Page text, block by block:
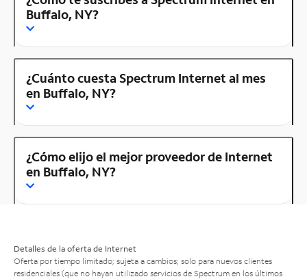
Buffalo, NY?
¿Cuánto cuesta Spectrum Internet al mes
en Buffalo, NY?
¿Cómo elijo el mejor proveedor de Internet
en Buffalo, NY?
Detalles de la oferta de Internet
Oferta por tiempo limitado; sujeta a cambios; solo para nuevos clientes
residenciales (que no hayan utilizado servicios de Spectrum en los últimos